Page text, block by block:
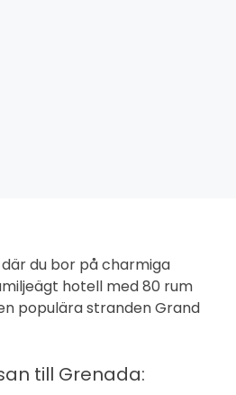
där du bor på charmiga
hotell med 80 rum
populära stranden Grand
till Grenada: